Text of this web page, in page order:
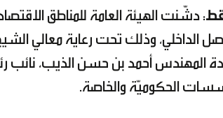
: دشّنت الهيئة العامة للمناطق
الداخلي، وذلك تحت رعاية معالي
المهندس أحمد بن حسن الذيب، نائب
الحكوميّة والخاصة.